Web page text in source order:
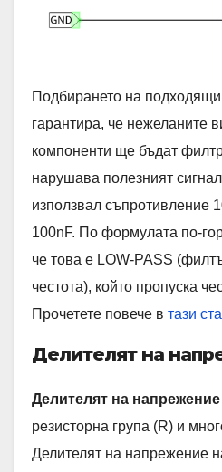
Подбирането на подходящи
гарантира, че нежеланите
компоненти ще бъдат
нарушава полезният
използвал съпротивление
100nF. По формулата по-
че това е LOW-PASS
честота), който пропуска
Прочетете повече в тази
Делителят на
Делителят на напрежение
резисторна група (R) и
Делителят на напрежение